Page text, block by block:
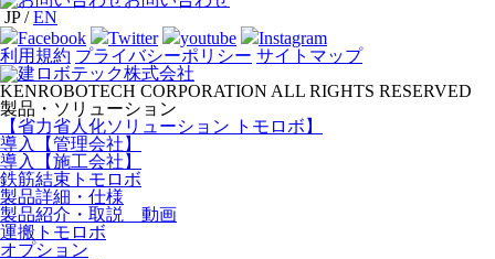
JP/EN
Facebook
Twitter youtube
Instagram
利用規約 プライバシーポリシー サイトマップ
KENROBOTECH CORPORATION ALL RIGHTS RESERVED
製品・ソリューション
【省力省人化ソリューション トモロボ】
導入【管理会社】
導入【施工会社】
鉄筋結束トモロボ
製品詳細・仕様
製品紹介・取説 動画
運搬トモロボ
オプション